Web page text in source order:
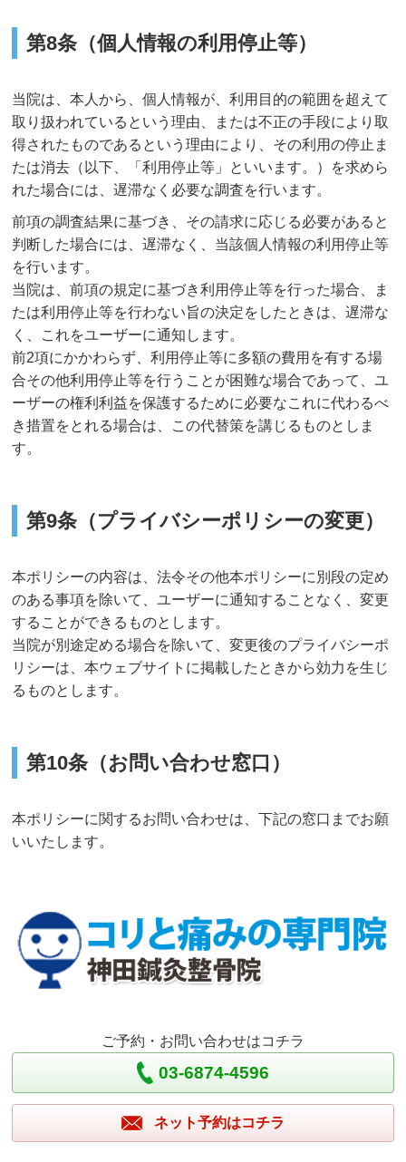
第8条（個人情報の利用停止等）
当院は、本人から、個人情報が、利用目的の範囲を超えて
取り扱われているという理由、または不正の手段により取
得されたものであるという理由により、その利用の停止ま
たは消去（以下、「利用停止等」といいます。）を求めら
れた場合には、遅滞なく必要な調査を行います。
前項の調査結果に基づき、その請求に応じる必要があると
判断した場合には、遅滞なく、当該個人情報の利用停止等
を行います。
当院は、前項の規定に基づき利用停止等を行った場合、ま
たは利用停止等を行わない旨の決定をしたときは、遅滞な
く、これをユーザーに通知します。
前2項にかかわらず、利用停止等に多額の費用を有する場
合その他利用停止等を行うことが困難な場合であって、ユ
ーザーの権利利益を保護するために必要なこれに代わるべ
き措置をとれる場合は、この代替策を講じるものとしま
す。
第9条（プライバシーポリシーの変更）
本ポリシーの内容は、法令その他本ポリシーに別段の定め
のある事項を除いて、ユーザーに通知することなく、変更
することができるものとします。
当院が別途定める場合を除いて、変更後のプライバシーポ
リシーは、本ウェブサイトに掲載したときから効力を生じ
るものとします。
第10条（お問い合わせ窓口）
本ポリシーに関するお問い合わせは、下記の窓口までお願
いいたします。
ご予約・お問い合わせはコチラ
03-6874-4596
ネット予約はコチラ